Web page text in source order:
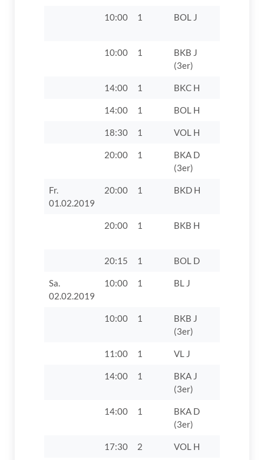
10:00 1 BOL J
10:00 1
BKB J
(3er)
14:00 1 BKC H
14:00 1 BOL H
18:30 1 VOL H
20:00 1
BKA D
(3er)
Fr.
01.02.2019
20:00 1 BKD H
20:00 1 BKB H
20:15 1 BOL D
Sa.
02.02.2019
10:00 1 BL J
10:00 1
BKB J
(3er)
11:00 1 VL J
14:00 1
BKA J
(3er)
14:00 1
BKA D
(3er)
17:30 2 VOL H